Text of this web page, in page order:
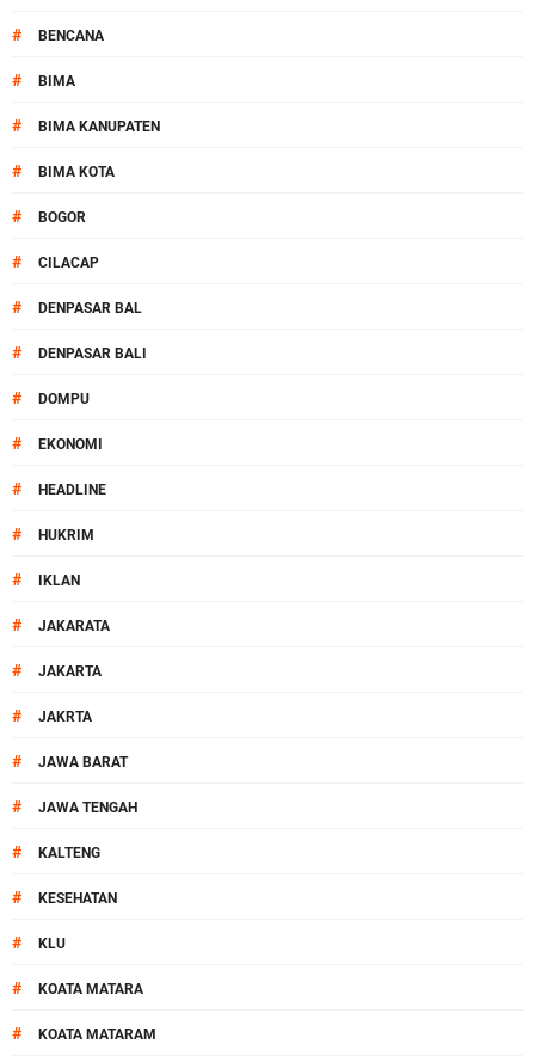
# BENCANA
# BIMA
# BIMA KANUPATEN
# BIMA KOTA
# BOGOR
# CILACAP
# DENPASAR BAL
# DENPASAR BALI
# DOMPU
# EKONOMI
# HEADLINE
# HUKRIM
# IKLAN
# JAKARATA
# JAKARTA
# JAKRTA
# JAWA BARAT
# JAWA TENGAH
# KALTENG
# KESEHATAN
# KLU
# KOATA MATARA
# KOATA MATARAM